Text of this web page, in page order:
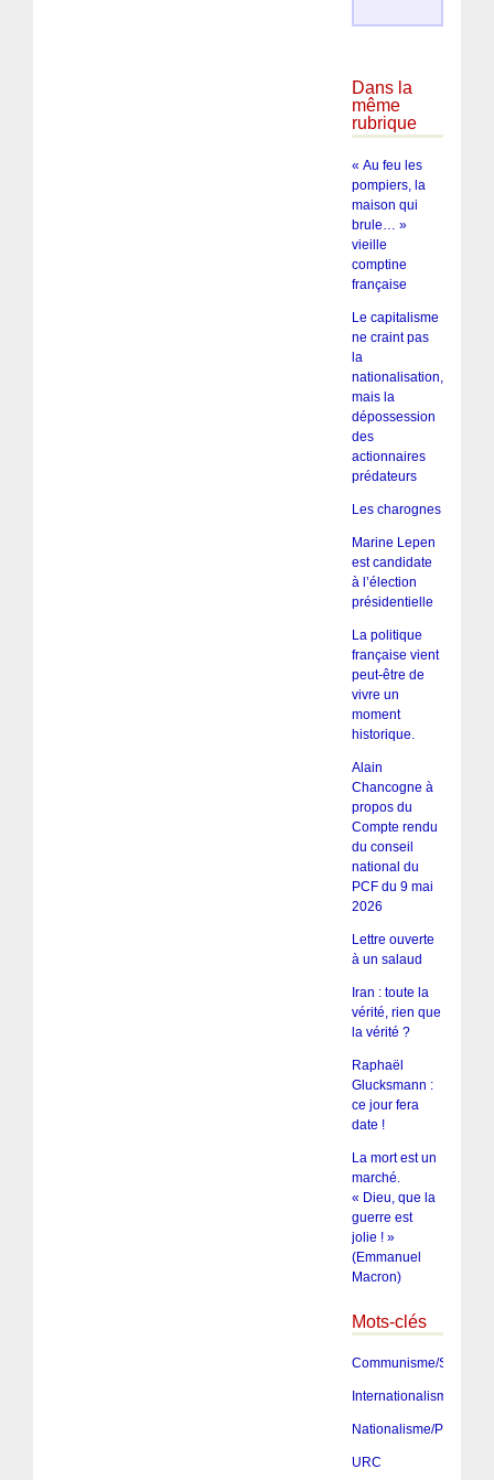
Dans la
même
rubrique
« Au feu les
pompiers, la
maison qui
brule… »
vieille
comptine
française
Le capitalisme
ne craint pas
la
nationalisation,
mais la
dépossession
des
actionnaires
prédateurs
Les charognes
Marine Lepen
est candidate
à l’élection
présidentielle
La politique
française vient
peut-être de
vivre un
moment
historique.
Alain
Chancogne à
propos du
Compte rendu
du conseil
national du
PCF du 9 mai
2026
Lettre ouverte
à un salaud
Iran : toute la
vérité, rien que
la vérité ?
Raphaël
Glucksmann :
ce jour fera
date !
La mort est un
marché.
« Dieu, que la
guerre est
jolie ! »
(Emmanuel
Macron)
Mots-clés
Communisme/
Internationalisme
Nationalisme/
URC